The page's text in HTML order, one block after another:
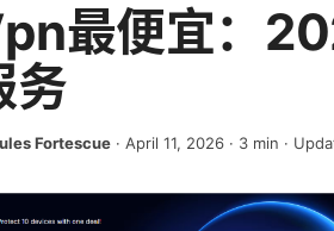
最便宜：
务
Fortescue · April 11, 2026 · 3 min ·